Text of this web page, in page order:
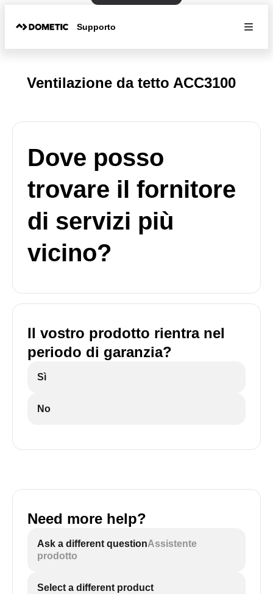
Supporto
Ventilazione da tetto ACC3100
Dove posso
trovare il fornitore
di servizi più
vicino?
Il vostro prodotto rientra nel
periodo di garanzia?
Sì
No
Need more help?
Ask a different questionAssistente
prodotto
Select a different product